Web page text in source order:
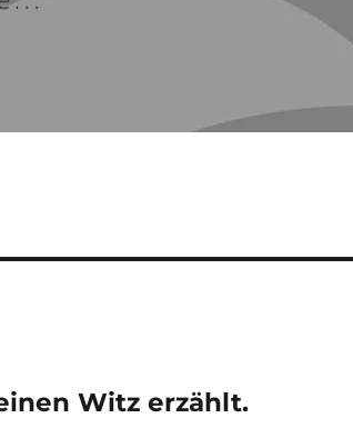
Witz erzählt.